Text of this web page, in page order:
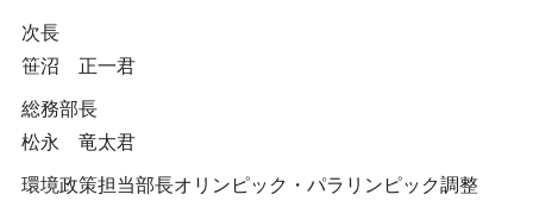
次長
笹沼 正一君
総務部長
松永 竜太君
環境政策担当部長オリンピック・パラリンピック調整